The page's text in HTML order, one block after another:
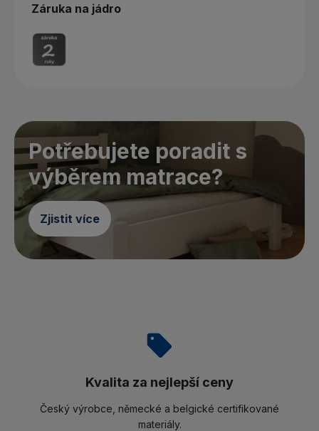
Záruka na jádro
Potřebujete poradit s
výběrem matrace?
Zjistit více
Kvalita za nejlepší ceny
Český výrobce, německé a belgické certifikované
materiály.